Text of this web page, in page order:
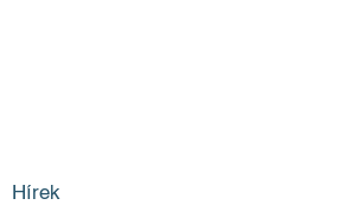
Hírek